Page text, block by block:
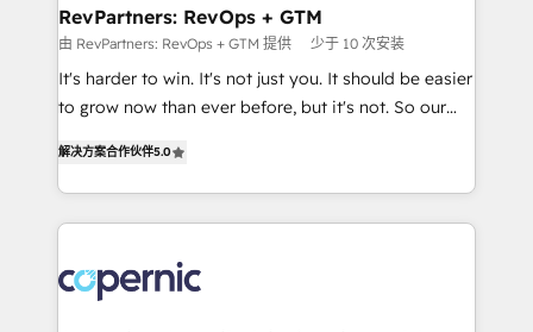
your time zone. What we do ➤ Onboarding: Live in
weeks, with workflows built around your business,
not a template. ➤ Migration: Move from any legacy
CRM. Zero downtime, full data integrity. ➤
revenue process. Sales, marketing, and service wired
together. ➤ AI and Integrations: Layer Breeze AI,
rollouts, adoption coaching. Buying HubSpot,
switching to it, or reviving a stale portal? We are
RevPartners: RevOps + GTM
由 RevPartners: RevOps + GTM 提供 少于 10 次安装
It's harder to win. It's not just you. It should be easier
to grow now than ever before, but it's not. So our
revenue number. We do that by bridging the gap
where agencies fail: combining GTM strategy with
technical execution to solve the right problem at the
implement your CRM. We engineer revenue
outcomes for the GTM owner on HubSpot. We Build
解决方案合作伙伴5.0